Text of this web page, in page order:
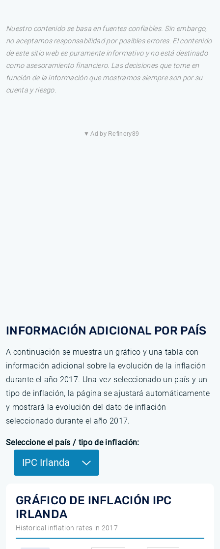
Nuestro contenido se basa en fuentes confiables. Sin embargo,
no aceptamos responsabilidad por posibles errores. El contenido
de este sitio web es puramente informativo y no está destinado
como asesoramiento financiero. Las decisiones que tome en
función de la información que mostramos siempre son por su
cuenta y riesgo.
▼ Ad by Refinery89
INFORMACIÓN ADICIONAL POR PAÍS
A continuación se muestra un gráfico y una tabla con
información adicional sobre la evolución de la inflación
durante el año 2017. Una vez seleccionado un país y un
tipo de inflación, la página se ajustará automáticamente
y mostrará la evolución del dato de inflación
seleccionado durante el año 2017.
Seleccione el país / tipo de inflación:
IPC Irlanda
GRÁFICO DE INFLACIÓN IPC
IRLANDA
Historical inflation rates in 2017